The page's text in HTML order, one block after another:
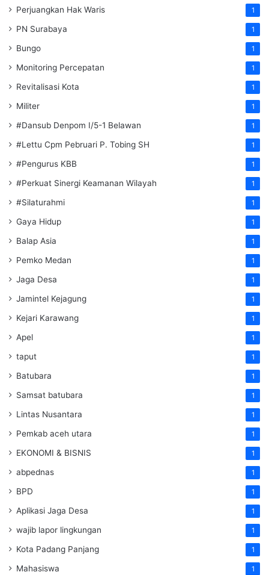
Perjuangkan Hak Waris 1
PN Surabaya 1
Bungo 1
Monitoring Percepatan 1
Revitalisasi Kota 1
Militer 1
#Dansub Denpom I/5-1 Belawan 1
#Lettu Cpm Pebruari P. Tobing SH 1
#Pengurus KBB 1
#Perkuat Sinergi Keamanan Wilayah 1
#Silaturahmi 1
Gaya Hidup 1
Balap Asia 1
Pemko Medan 1
Jaga Desa 1
Jamintel Kejagung 1
Kejari Karawang 1
Apel 1
taput 1
Batubara 1
Samsat batubara 1
Lintas Nusantara 1
Pemkab aceh utara 1
EKONOMI & BISNIS 1
abpednas 1
BPD 1
Aplikasi Jaga Desa 1
wajib lapor lingkungan 1
Kota Padang Panjang 1
Mahasiswa 1